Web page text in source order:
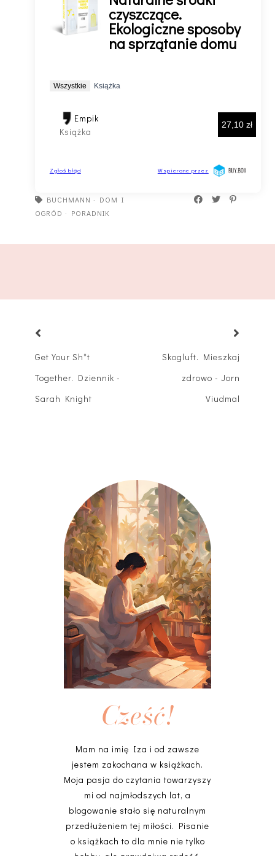
BUCHMANN · DOM I
OGRÓD · PORADNIK
Get Your Sh*t
Together. Dziennik -
Sarah Knight
Skogluft. Mieszkaj
zdrowo - Jorn
Viudmal
Cześć!
Mam na imię Iza i od zawsze
jestem zakochana w książkach.
Moja pasja do czytania towarzyszy
mi od najmłodszych lat, a
blogowanie stało się naturalnym
przedłużeniem tej miłości. Pisanie
o książkach to dla mnie nie tylko